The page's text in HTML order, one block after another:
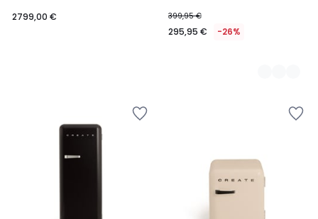
2799,00 €
399,95 €
295,95 € -26%